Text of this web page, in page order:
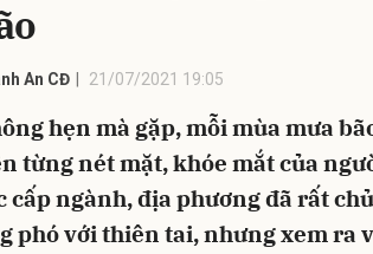
An CĐ 21/07/2021 19:05
hẹn mà gặp, mỗi mùa mưa
từng nét mặt, khóe mắt của
cấp ngành, địa phương đã rất
phó với thiên tai, nhưng xem ra